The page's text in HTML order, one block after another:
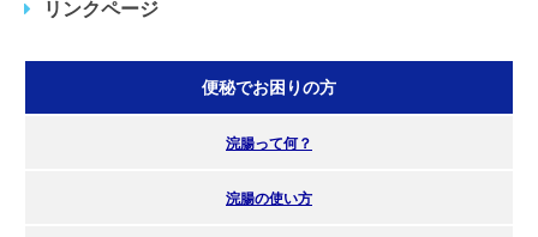
リンクページ
便秘でお困りの方
浣腸って何？
浣腸の使い方